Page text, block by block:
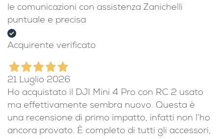
le comunicazioni con assistenza Zanichelli
puntuale e precisa
Acquirente verificato
21 Luglio 2026
Ho acquistato il DJI Mini 4 Pro con RC 2 usato
ma effettivamente sembra nuovo. Questa è
una recensione di primo impatto, infatti non l’ho
ancora provato. È completo di tutti gli accessori,